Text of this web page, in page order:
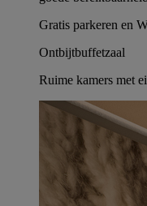
Gratis parkeren en
Ontbijtbuffetzaal
Ruime kamers met